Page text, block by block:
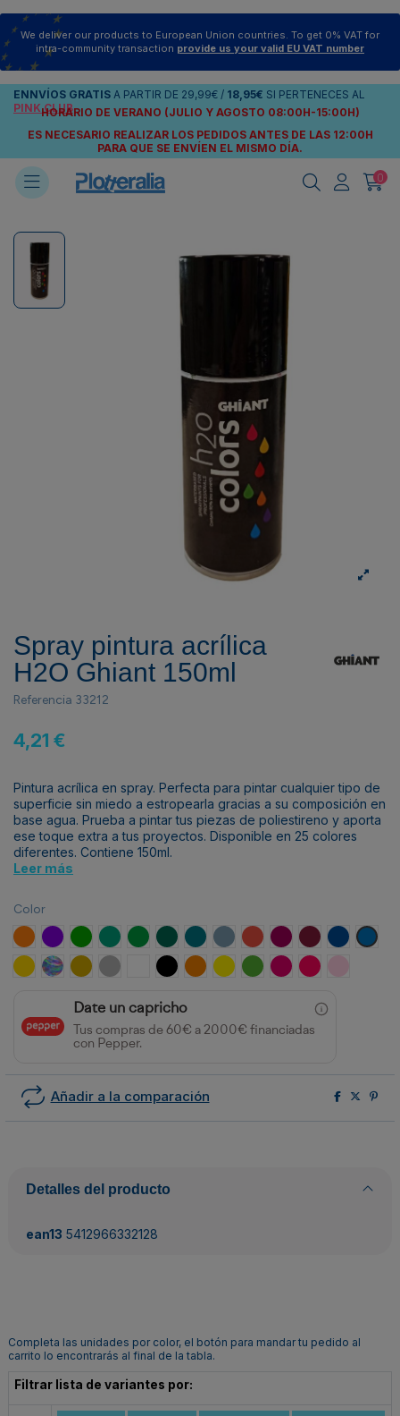
We deliver our products to European Union countries. To get 0% VAT for
intra-community transaction provide us your valid EU VAT number
ENNVÍOS GRATIS A PARTIR DE 29,99€ / 18,95€ SI PERTENECES AL
PINK CLUB
HORARIO DE VERANO (JULIO Y AGOSTO 08:00H-15:00H)
ES NECESARIO REALIZAR LOS PEDIDOS ANTES DE LAS 12:00H
PARA QUE SE ENVÍEN EL MISMO DÍA.
0
Spray pintura acrílica
H2O Ghiant 150ml
Referencia 33212
4,21 €
Pintura acrílica en spray. Perfecta para pintar cualquier tipo de
superficie sin miedo a estropearla gracias a su composición en
base agua. Prueba a pintar tus piezas de poliestireno y aporta
ese toque extra a tus proyectos. Disponible en 25 colores
diferentes. Contiene 150ml.
Leer más
Color
NaranjaPúrpuraVerde ClaroAgua Marina
Lima PetróleoAzul Verdoso
Azul AguaRojo Brillante
Rosa Oscuro
GranateAzul Azul
Oro Amarillo
Iridiscente
Oro Plata Blanco Negro Naranja Flúor
Amarillo Flúor
Verde FlúorRosa FlúorMagentaRosa
Date un capricho
Tus compras de 60€ a 2000€ financiadas
con Pepper.
Añadir a la comparación
Detalles del producto
ean13 5412966332128
Completa las unidades por color, el botón para mandar tu pedido al
carrito lo encontrarás al final de la tabla.
Filtrar lista de variantes por: